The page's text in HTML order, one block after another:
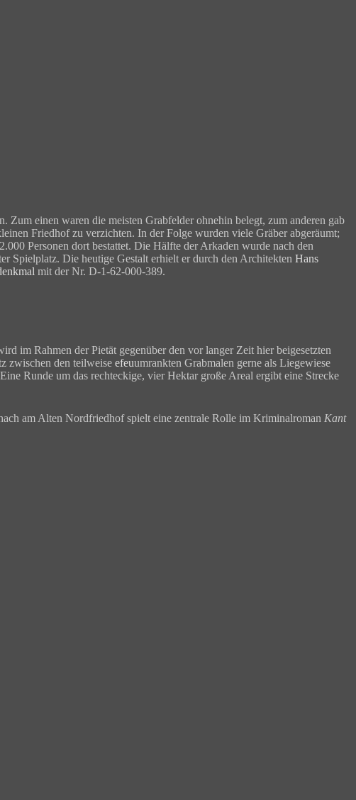
einen waren die meisten Grabfelder ohnehin belegt, zum anderen gab
Friedhof zu verzichten. In der Folge wurden viele Gräber abgeräumt;
Personen dort bestattet. Die Hälfte der Arkaden wurde nach den
Spielplatz. Die heutige Gestalt erhielt er durch den Architekten Hans
mit der Nr. D-1-62-000-389.
im Rahmen der Pietät gegenüber den vor langer Zeit hier beigesetzten
zwischen den teilweise efeuumrankten Grabmalen gerne als Liegewiese
Runde um das rechteckige, vier Hektar große Areal ergibt eine Strecke
am Alten Nordfriedhof spielt eine zentrale Rolle im Kriminalroman Kant